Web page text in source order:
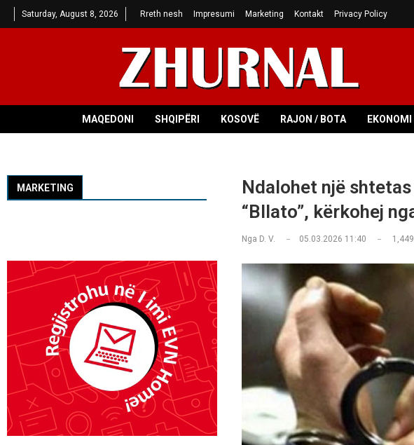
Saturday, August 8, 2026 Rreth nesh Impresumi Marketing Kontakt Privacy Policy
MAQEDONI SHQIPËRI KOSOVË RAJON / BOTA EKONOMI
Ndalohet një
“Bllato”, kërkohej
Nga D. V. 05.03.2026 11:40 1,449
MARKETING